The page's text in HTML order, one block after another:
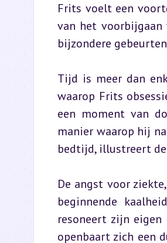
Frits voelt een
van het
bijzondere
Tijd is meer dan
waarop Frits
een moment van
manier waarop hij
bedtijd, illustreert
De angst voor
beginnende
resoneert zijn
openbaart zich een